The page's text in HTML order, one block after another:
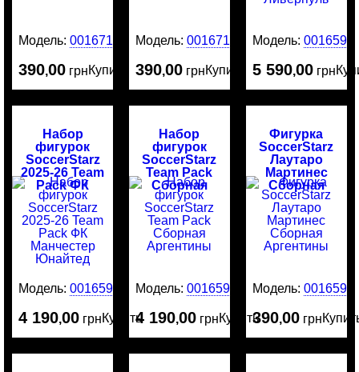
Модель:0016715
390,00 грнКупить
Модель:0016714
390,00 грнКупить
Модель: 0016595
5 590,00 грн
Набор
фигурок
SoccerStarz
2025-26 Team
Pack ФК
Манчестер
Юнайтед
Модель:0016594
4 190,00 грнКупить
Набор
фигурок
SoccerStarz
Team Pack
Сборная
Аргентины
Модель:0016593
4 190,00 грнКупить
Фигурка
SoccerStarz
Лаутаро
Мартинес
Сборная
Аргентины
Модель: 0016592
390,00 грн